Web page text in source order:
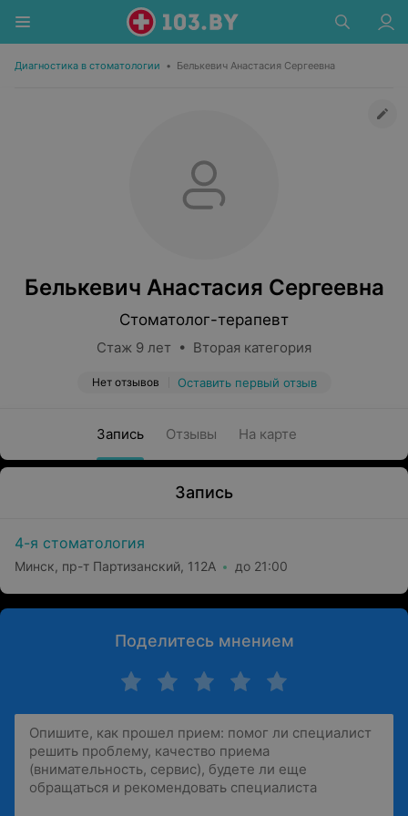
Диагностика в стоматологии • Белькевич Анастасия Сергеевна
Белькевич Анастасия Сергеевна
Стоматолог-терапевт
Стаж 9 лет • Вторая категория
Нет отзывов Оставить первый отзыв
Запись Отзывы На карте
Запись
4-я стоматология
Минск, пр-т Партизанский, 112А до 21:00
Поделитесь мнением